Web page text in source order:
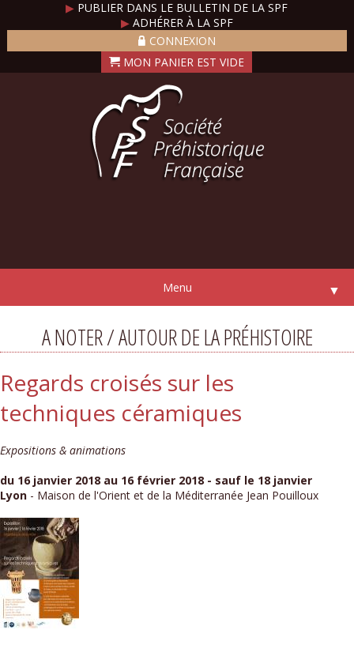
▶ PUBLIER DANS LE BULLETIN DE LA SPF
▶ADHÉRER À LA SPF
CONNEXION
Menu ▼
A NOTER / AUTOUR DE LA PRÉHISTOIRE
Regards croisés sur les
techniques céramiques
Expositions & animations
du 16 janvier 2018 au 16 février 2018 - sauf le 18 janvier
Lyon - Maison de l'Orient et de la Méditerranée Jean Pouilloux